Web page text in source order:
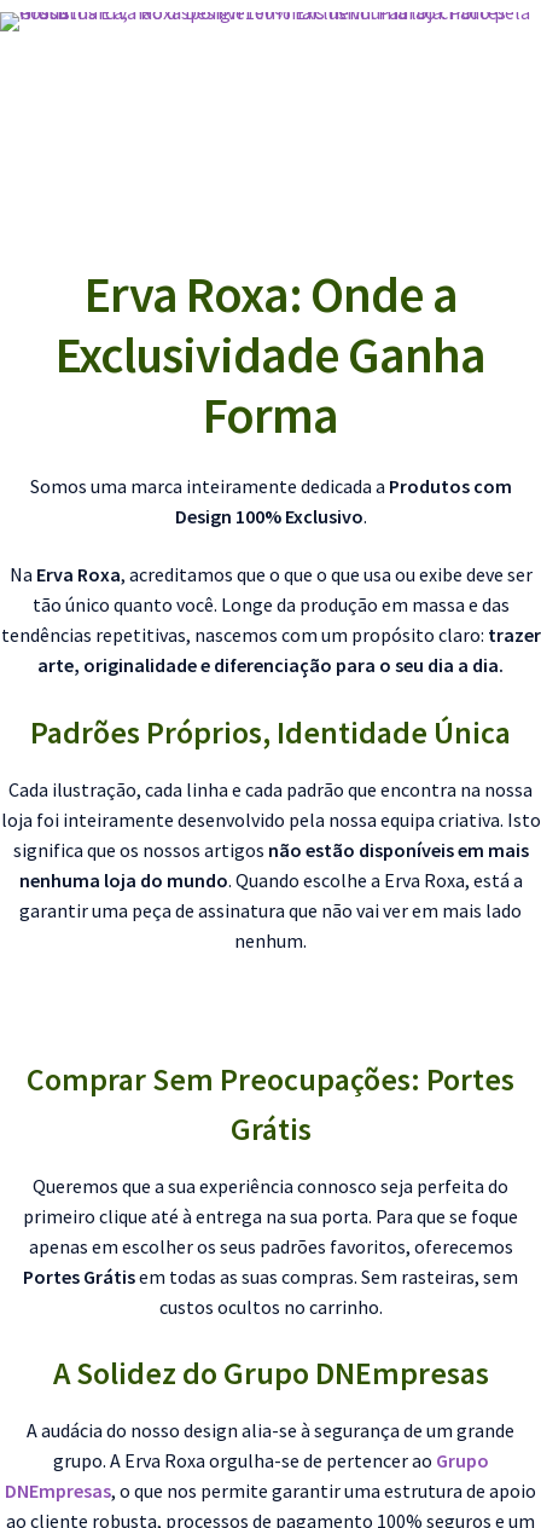
Erva Roxa: Onde a
Exclusividade Ganha
Forma
Somos uma marca inteiramente dedicada a Produtos com
Design 100% Exclusivo.
Na Erva Roxa, acreditamos que o que o que usa ou exibe deve ser
tão único quanto você. Longe da produção em massa e das
tendências repetitivas, nascemos com um propósito claro: trazer
arte, originalidade e diferenciação para o seu dia a dia.
Padrões Próprios, Identidade Única
Cada ilustração, cada linha e cada padrão que encontra na nossa
loja foi inteiramente desenvolvido pela nossa equipa criativa. Isto
significa que os nossos artigos não estão disponíveis em mais
nenhuma loja do mundo. Quando escolhe a Erva Roxa, está a
garantir uma peça de assinatura que não vai ver em mais lado
nenhum.
Comprar Sem Preocupações: Portes
Grátis
Queremos que a sua experiência connosco seja perfeita do
primeiro clique até à entrega na sua porta. Para que se foque
apenas em escolher os seus padrões favoritos, oferecemos
Portes Grátisem todas as suas compras. Sem rasteiras, sem
custos ocultos no carrinho.
A Solidez do Grupo DNEmpresas
A audácia do nosso design alia-se à segurança de um grande
grupo. A Erva Roxa orgulha-se de pertencer ao Grupo
DNEmpresas, o que nos permite garantir uma estrutura de apoio
ao cliente robusta, processos de pagamento 100% seguros e um